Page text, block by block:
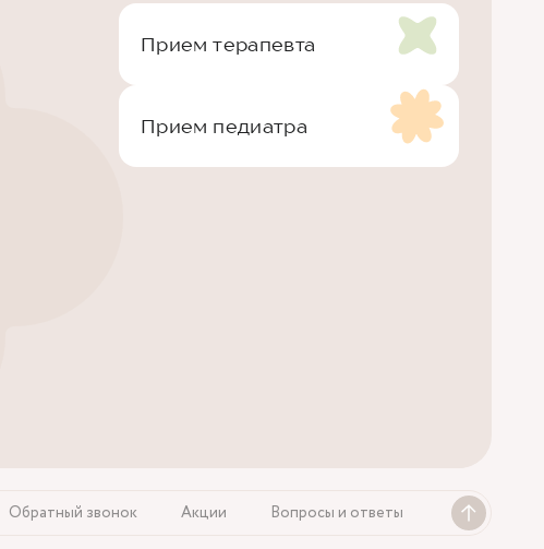
Прием терапевта
Прием педиатра
Обратный звонок Акции Вопросы и ответы